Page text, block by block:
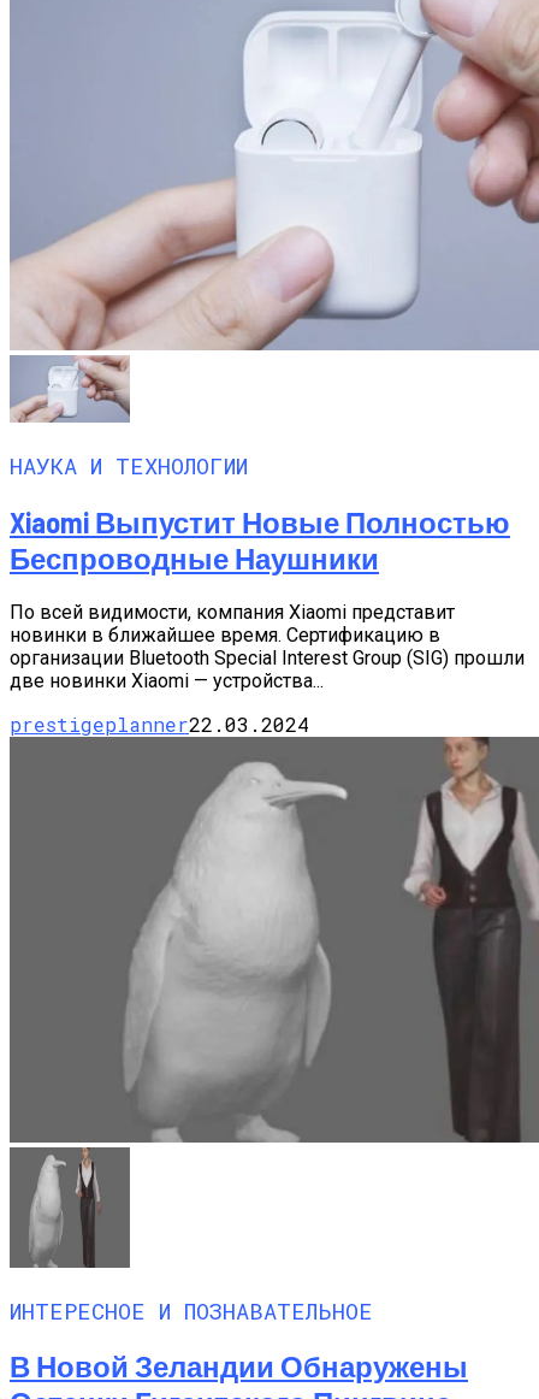
НАУКА И ТЕХНОЛОГИИ
Xiaomi Выпустит Новые Полностью
Беспроводные Наушники
По всей видимости, компания Xiaomi представит
новинки в ближайшее время. Сертификацию в
организации Bluetooth Special Interest Group (SIG) прошли
две новинки Xiaomi — устройства...
prestigeplanner22.03.2024
ИНТЕРЕСНОЕ И ПОЗНАВАТЕЛЬНОЕ
В Новой Зеландии Обнаружены